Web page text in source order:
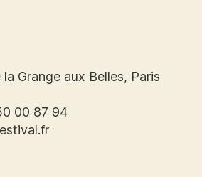
Grange aux Belles, Paris
00 87 94